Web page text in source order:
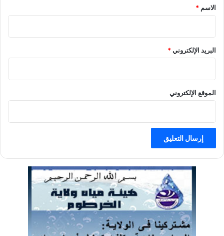
الاسم *
البريد الإلكتروني*
الموقع الإلكتروني